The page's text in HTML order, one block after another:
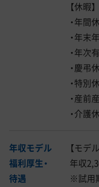
【休暇】
・年間
・年末
・年次
・慶弔
・特別
・産前
・介護
年収モデル
福利厚生・
待遇
【モデ
年収
※試用